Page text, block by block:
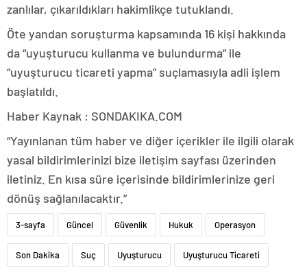
zanlılar, çıkarıldıkları hakimlikçe tutuklandı.
Öte yandan soruşturma kapsamında 16 kişi hakkında
da “uyuşturucu kullanma ve bulundurma” ile
“uyuşturucu ticareti yapma” suçlamasıyla adli işlem
başlatıldı.
Haber Kaynak : SONDAKIKA.COM
“Yayınlanan tüm haber ve diğer içerikler ile ilgili olarak
yasal bildirimlerinizi bize iletişim sayfası üzerinden
iletiniz. En kısa süre içerisinde bildirimlerinize geri
dönüş sağlanılacaktır.”
3-sayfa Güncel Güvenlik Hukuk Operasyon
Son Dakika Suç Uyuşturucu Uyuşturucu Ticareti